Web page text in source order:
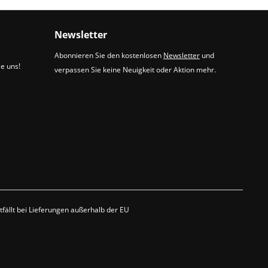
uns!
Newsletter
Abonnieren Sie den kostenlosen Newsletter und
verpassen Sie keine Neuigkeit oder Aktion mehr.
bei Lieferungen außerhalb der EU